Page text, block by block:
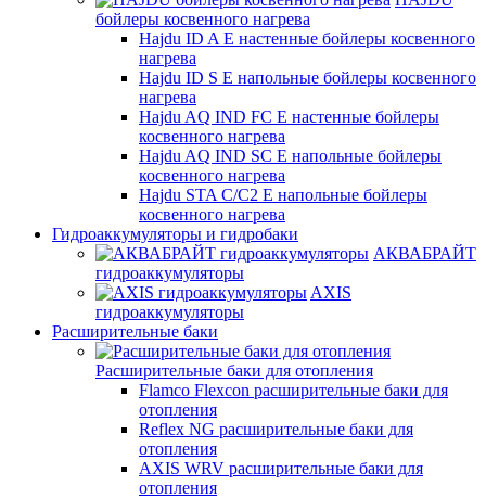
бойлеры косвенного нагрева
Hajdu ID A E настенные бойлеры косвенного
нагрева
Hajdu ID S E напольные бойлеры косвенного
нагрева
Hajdu AQ IND FC E настенные бойлеры
косвенного нагрева
Hajdu AQ IND SC E напольные бойлеры
косвенного нагрева
Hajdu STA C/C2 E напольные бойлеры
косвенного нагрева
Гидроаккумуляторы и гидробаки
АКВАБРАЙТ
гидроаккумуляторы
AXIS
гидроаккумуляторы
Расширительные баки
Расширительные баки для отопления
Flamco Flexcon расширительные баки для
отопления
Reflex NG расширительные баки для
отопления
AXIS WRV расширительные баки для
отопления